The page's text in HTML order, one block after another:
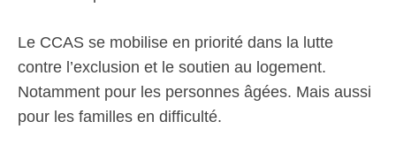
Le CCAS se mobilise en priorité dans la lutte
contre l’exclusion et le soutien au logement.
Notamment pour les personnes âgées. Mais aussi
pour les familles en difficulté.